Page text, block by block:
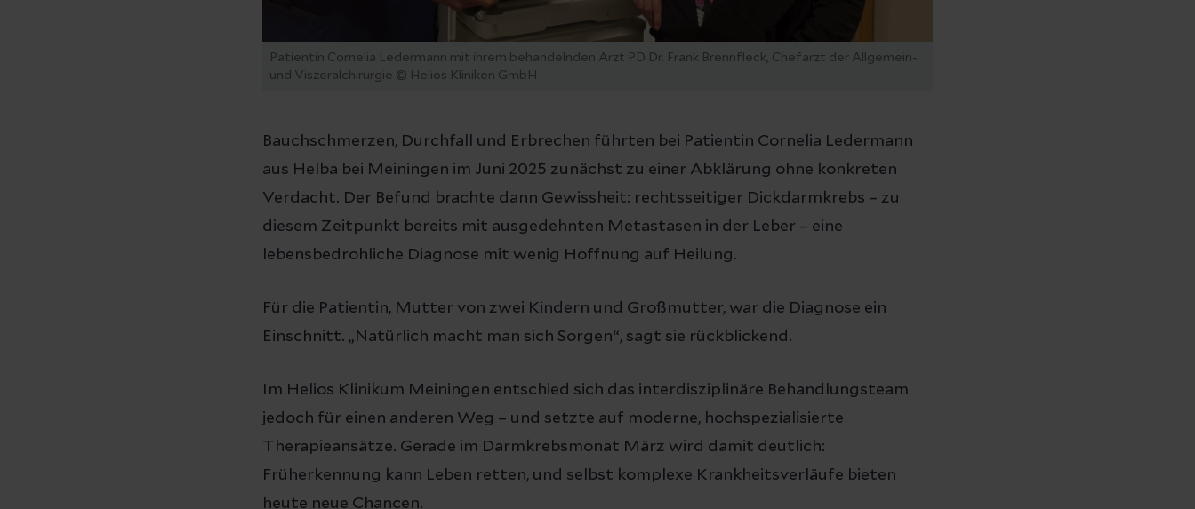
Patientin Cornelia Ledermann mit ihrem behandelnden Arzt PD Dr. Frank Brennfleck, Chefarzt der Allgemein-
und Viszeralchirurgie © Helios Kliniken GmbH
Bauchschmerzen, Durchfall und Erbrechen führten bei Patientin Cornelia Ledermann
aus Helba bei Meiningen im Juni 2025 zunächst zu einer Abklärung ohne konkreten
Verdacht. Der Befund brachte dann Gewissheit: rechtsseitiger Dickdarmkrebs – zu
diesem Zeitpunkt bereits mit ausgedehnten Metastasen in der Leber – eine
lebensbedrohliche Diagnose mit wenig Hoffnung auf Heilung.
Für die Patientin, Mutter von zwei Kindern und Großmutter, war die Diagnose ein
Einschnitt. „Natürlich macht man sich Sorgen“, sagt sie rückblickend.
Im Helios Klinikum Meiningen entschied sich das interdisziplinäre Behandlungsteam
jedoch für einen anderen Weg – und setzte auf moderne, hochspezialisierte
Therapieansätze. Gerade im Darmkrebsmonat März wird damit deutlich:
Früherkennung kann Leben retten, und selbst komplexe Krankheitsverläufe bieten
heute neue Chancen.